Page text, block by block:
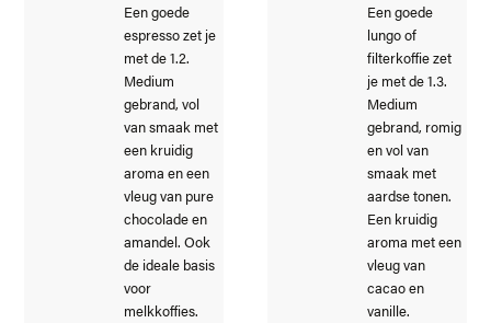
Een goede
espresso zet je
met de 1.2.
Medium
gebrand, vol
van smaak met
een kruidig
aroma en een
vleug van pure
chocolade en
amandel. Ook
de ideale basis
voor
melkkoffies.
Een goede
lungo of
filterkoffie zet
je met de 1.3.
Medium
gebrand, romig
en vol van
smaak met
aardse tonen.
Een kruidig
aroma met een
vleug van
cacao en
vanille.